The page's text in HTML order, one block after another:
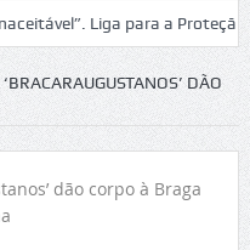
Liga para a Proteção da
Igreja do Castelo de Cerveira
DÃO